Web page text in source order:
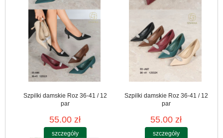
Szpilki damskie Roz 36-41 / 12
par
55.00 zł
szczegóły
Szpilki damskie Roz 36-41 / 12
par
55.00 zł
szczegóły